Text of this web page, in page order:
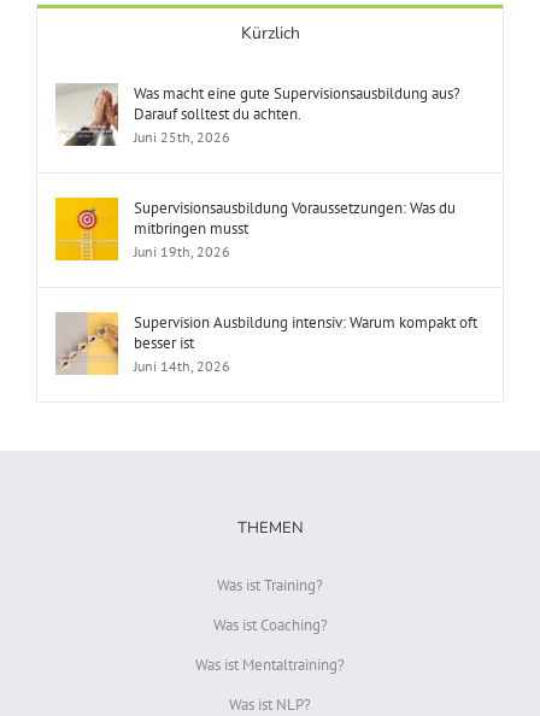
Kürzlich
Was macht eine gute Supervisionsausbildung aus?
Darauf solltest du achten.
Juni 25th, 2026
Supervisionsausbildung Voraussetzungen: Was du
mitbringen musst
Juni 19th, 2026
Supervision Ausbildung intensiv: Warum kompakt oft
besser ist
Juni 14th, 2026
THEMEN
Was ist Training?
Was ist Coaching?
Was ist Mentaltraining?
Was ist NLP?